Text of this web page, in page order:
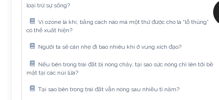
loại trừ sự sống?
Vì ozone là khí, bằng cách nào mà một thứ được cho là “lỗ thủng”
có thể xuất hiện?
Người ta sẽ cân nhẹ đi bao nhiêu khi ở vùng xích đạo?
Nếu bên trong trái đất bị nóng chảy, tại sao sức nóng chỉ lên tới bề
mặt tại các núi lửa?
Tại sao bên trong trái đất vẫn nóng sau nhiều tỉ năm?